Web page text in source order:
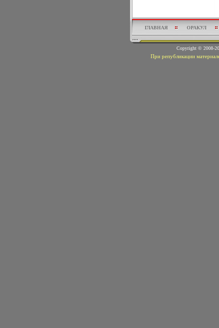
ГЛАВНАЯ ОРАКУЛ
Copyright © 2008-
При републикации